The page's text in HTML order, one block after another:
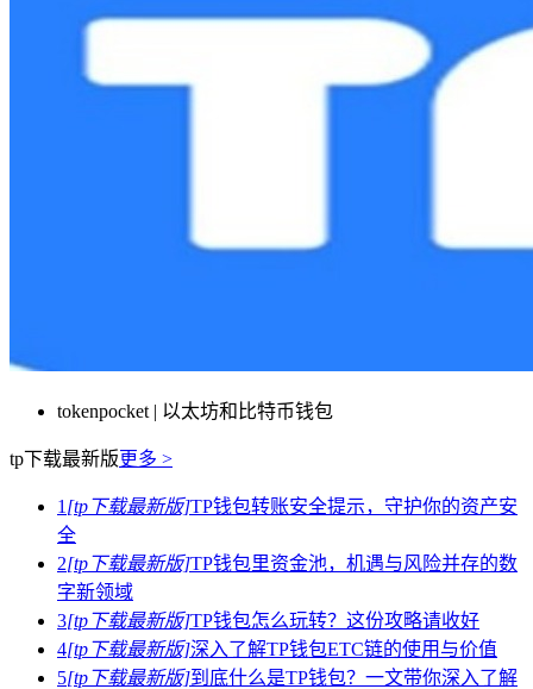
tokenpocket | 以太坊和比特币钱包
tp下载最新版更多 >
1 [tp下载最新版]TP钱包转账安全提示，守护你的资产安
全
2[tp下载最新版]TP钱包里资金池，机遇与风险并存的数
字新领域
3[tp下载最新版]TP钱包怎么玩转？这份攻略请收好
4[tp下载最新版]深入了解TP钱包ETC链的使用与价值
5[tp下载最新版]到底什么是TP钱包？一文带你深入了解